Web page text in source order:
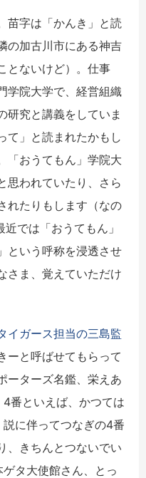
苗字は「かんき」と読
の加古川市にある神吉
とないけど）。仕事
学院大学で、経営組織
研究と講義をしていま
て」と読まれたかもし
「おうてもん」学院大
思われていたり、さら
れたりもします（なの
では「おうてもん」
という呼称を浸透させ
さま、覚えていただけ
イガース担当の三島監
ーと呼ばせてもらって
ーターズ名鑑、栄えあ
番といえば、かつては
に伴ってつなぎの4番
、きちんとつないでい
タ大使館さん、とっ